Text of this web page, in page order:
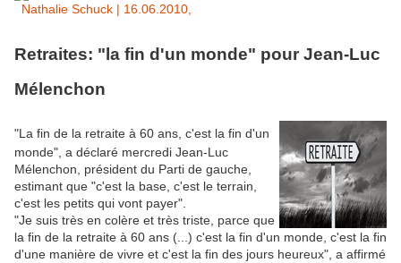
Nathalie Schuck | 16.06.2010,
Retraites: "la fin d'un monde" pour Jean-Luc
Mélenchon
"La fin de la retraite à 60 ans, c'est la fin d'un
monde", a déclaré mercredi Jean-Luc
Mélenchon, président du Parti de gauche,
estimant que "c'est la base, c'est le terrain,
c'est les petits qui vont payer".
"Je suis très en colère et très triste, parce que
la fin de la retraite à 60 ans (...) c'est la fin d'un monde, c'est la fin
d'une manière de vivre et c'est la fin des jours heureux", a affirmé